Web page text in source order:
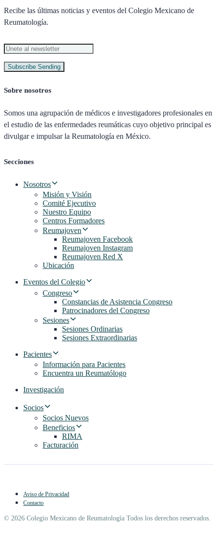
Recibe las últimas noticias y eventos del Colegio Mexicano de
Reumatología.
Subscribe Sending
Sobre nosotros
Somos una agrupación de médicos e investigadores profesionales en
el estudio de las enfermedades reumáticas cuyo objetivo principal es
divulgar e impulsar la Reumatología en México.
Secciones
Nosotros
Misión y Visión
Comité Ejecutivo
Nuestro Equipo
Centros Formadores
Reumajoven
Reumajoven Facebook
Reumajoven Instagram
Reumajoven Red X
Ubicación
Eventos del Colegio
Congreso
Constancias de Asistencia Congreso
Patrocinadores del Congreso
Sesiones
Sesiones Ordinarias
Sesiones Extraordinarias
Pacientes
Información para Pacientes
Encuentra un Reumatólogo
Investigación
Socios
Socios Nuevos
Beneficios
RIMA
Facturación
Aviso de Privacidad
Contacto
© 2026 Colegio Mexicano de Reumatología Todos los derechos reservados.